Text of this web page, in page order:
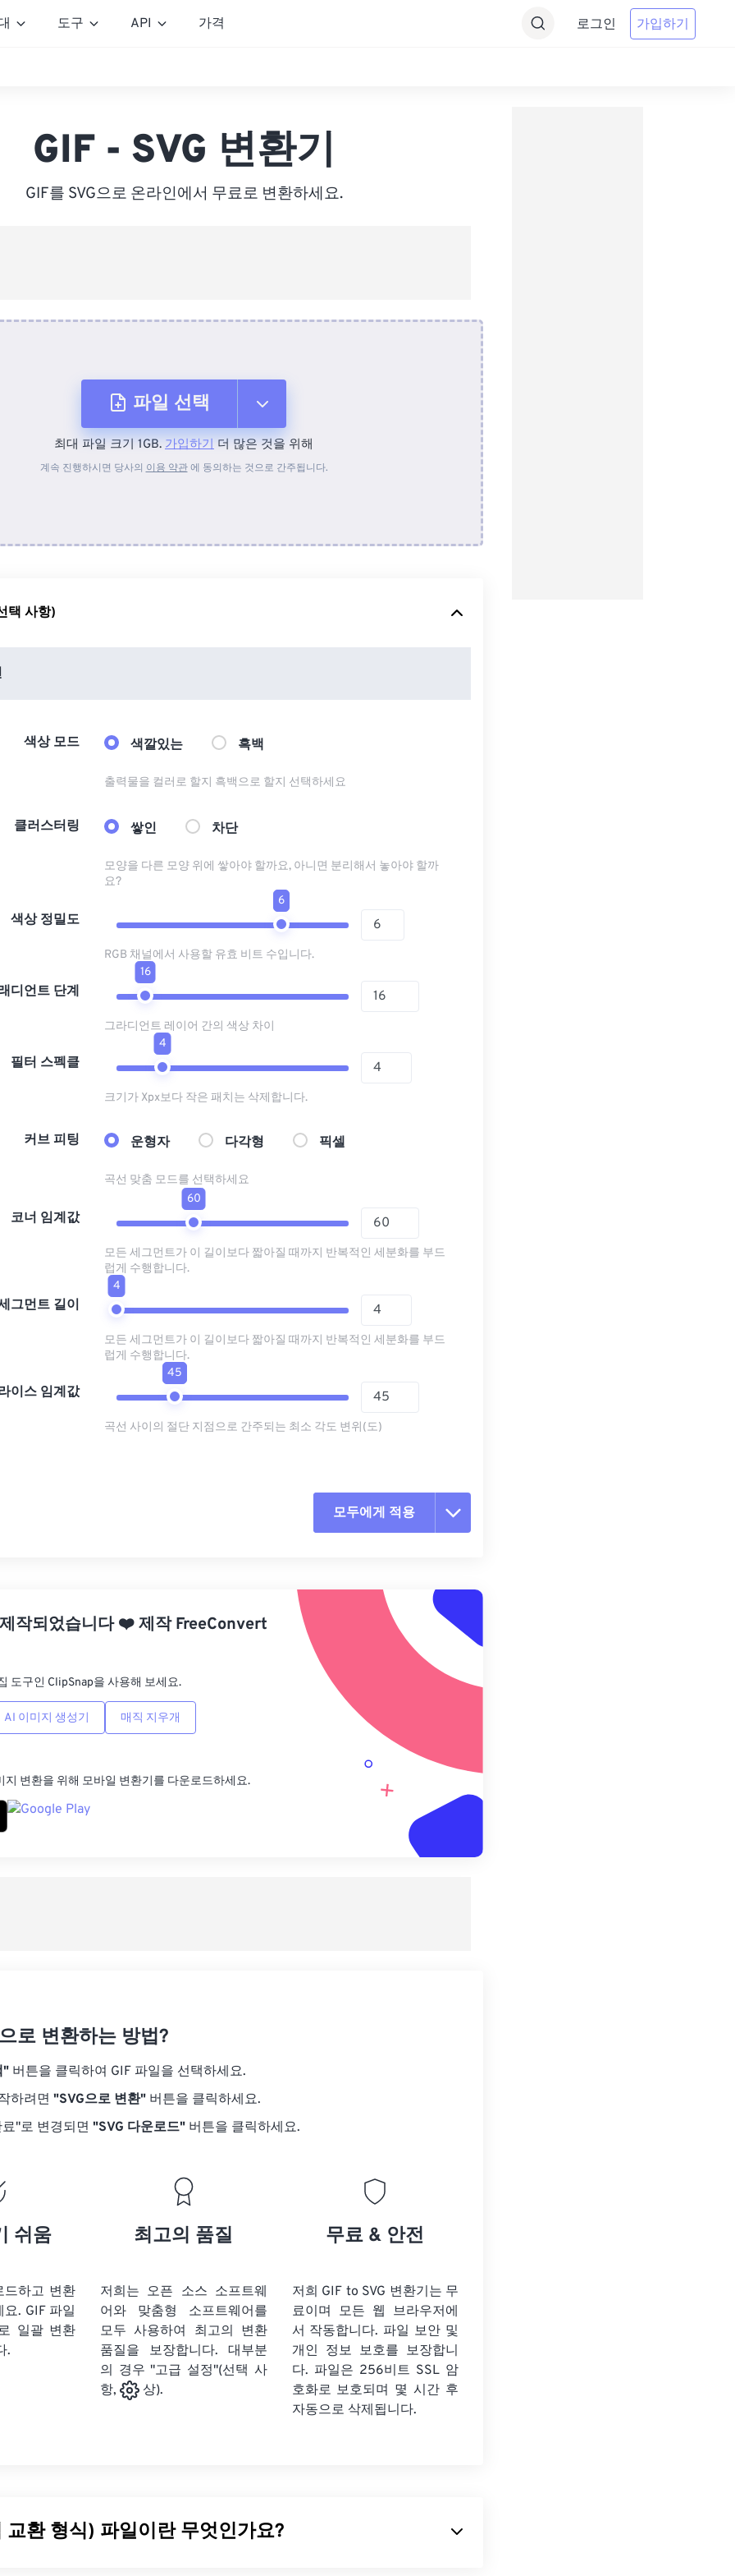
도구 API 가격 로그인 가입하기
GIF - SVG 변환기
GIF를 SVG으로 온라인에서 무료로 변환하세요.
파일 선택
장치에서
최대 파일 크기 1GB. 가입하기 더 많은 것을 위해
계속 진행하시면 당사의 이용 약관에 동의하는 것으로 간주됩니다.
택 사항)
색상 모드 색깔있는 흑백
출력물을 컬러로 할지 흑백으로 할지 선택하세요
클러스터링 쌓인 차단
모양을 다른 모양 위에 쌓아야 할까요, 아니면 분리해서 놓아야 할까
요?
색상 정밀도
6
RGB 채널에서 사용할 유효 비트 수입니다.
디언트 단계
16
그라디언트 레이어 간의 색상 차이
필터 스펙클
4
크기가 Xpx보다 작은 패치는 삭제합니다.
커브 피팅 운형자 다각형 픽셀
곡선 맞춤 모드를 선택하세요
코너 임계값
60
모든 세그먼트가 이 길이보다 짧아질 때까지 반복적인 세분화를 부드
럽게 수행합니다.
그먼트 길이
4
모든 세그먼트가 이 길이보다 짧아질 때까지 반복적인 세분화를 부드
럽게 수행합니다.
이스 임계값
45
곡선 사이의 절단 지점으로 간주되는 최소 각도 변위(도)
모두에게 적용
사전 설정에서 적용
사전 설정으로 저장
작되었습니다❤️제작FreeConvert
도구인 ClipSnap을 사용해 보세요.
AI 이미지 생성기 매직 지우개
지 변환을 위해 모바일 변환기를 다운로드하세요.
로 변환하는 방법?
" 버튼을 클릭하여 GIF 파일을 선택하세요.
하려면 "SVG으로 변환" 버튼을 클릭하세요.
"로 변경되면 "SVG 다운로드" 버튼을 클릭하세요.
쉬움
드하고 변환
요. GIF 파일
일괄 변환
.
최고의 품질
저희는 오픈 소스 소프트웨
어와 맞춤형 소프트웨어를
모두 사용하여 최고의 변환
품질을 보장합니다. 대부분
의 경우 "고급 설정"(선택 사
항,
상).
무료 & 안전
저희 GIF to SVG 변환기는 무
료이며 모든 웹 브라우저에
서 작동합니다. 파일 보안 및
개인 정보 보호를 보장합니
다. 파일은 256비트 SSL 암
호화로 보호되며 몇 시간 후
자동으로 삭제됩니다.
교환 형식) 파일이란 무엇인가요?